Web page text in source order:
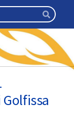
Haku
Hae
ry